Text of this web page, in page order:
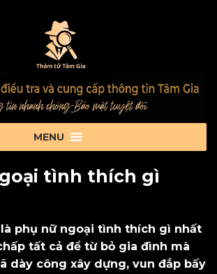
tình thích gì
là phụ nữ ngoại tình thích gì nhất
tất cả để từ bỏ gia đình mà
dày công xây dựng, vun đắp bấy